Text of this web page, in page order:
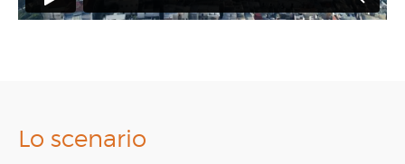
Lo scenario